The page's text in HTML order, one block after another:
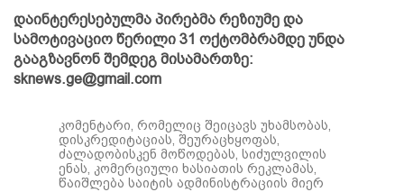
დაინტერესებულმა პირებმა რეზიუმე და
სამოტივაციო წერილი 31 ოქტომბრამდე უნდა
გააგზავნონ შემდეგ მისამართზე:
sknews.ge@gmail.com
კომენტარი, რომელიც შეიცავს უხამსობას,
დისკრედიტაციას, შეურაცხყოფას,
ძალადობისკენ მოწოდებას, სიძულვილის
ენას, კომერციული ხასიათის რეკლამას,
წაიშლება საიტის ადმინისტრაციის მიერ